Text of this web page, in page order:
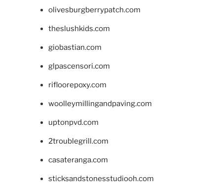
olivesburgberrypatch.com
theslushkids.com
giobastian.com
glpascensori.com
rifloorepoxy.com
woolleymillingandpaving.com
uptonpvd.com
2troublegrill.com
casateranga.com
sticksandstonesstudiooh.com